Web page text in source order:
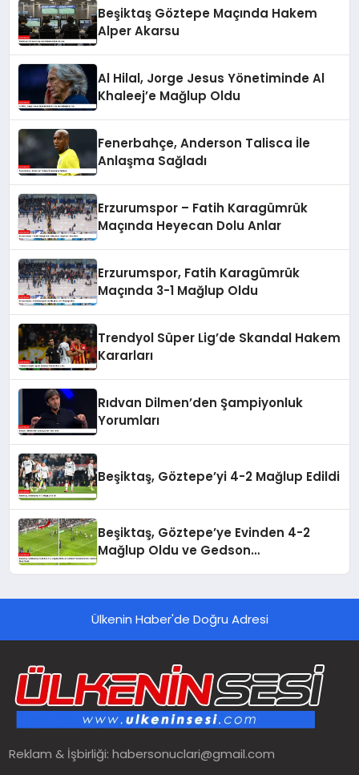
Beşiktaş Göztepe Maçında Hakem
Alper Akarsu
Al Hilal, Jorge Jesus Yönetiminde Al
Khaleej’e Mağlup Oldu
Fenerbahçe, Anderson Talisca İle
Anlaşma Sağladı
Erzurumspor – Fatih Karagümrük
Maçında Heyecan Dolu Anlar
Erzurumspor, Fatih Karagümrük
Maçında 3-1 Mağlup Oldu
Trendyol Süper Lig’de Skandal Hakem
Kararları
Rıdvan Dilmen’den Şampiyonluk
Yorumları
Beşiktaş, Göztepe’yi 4-2 Mağlup Edildi
Beşiktaş, Göztepe’ye Evinden 4-2
Mağlup Oldu ve Gedson
Ülkenin Haber'de Doğru Adresi
Reklam & İşbirliği:habersonuclari@gmail.com